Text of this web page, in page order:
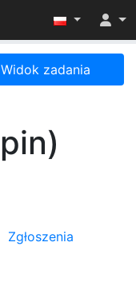
menu
Widok zadania
Zgłoszenia